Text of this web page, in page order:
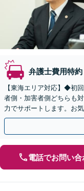
弁護士費用特約
【東海エリア対応】◆初
者側・加害者側どちらも
力でサポートします。お
害者請求／後遺障害等級】
電話でお問い合